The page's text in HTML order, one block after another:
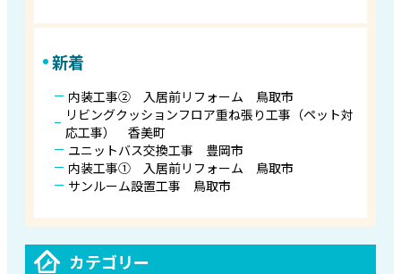
新着
内装工事② 入居前リフォーム 鳥取市
リビングクッションフロア重ね張り工事（ペット対
応工事） 香美町
ユニットバス交換工事 豊岡市
内装工事① 入居前リフォーム 鳥取市
サンルーム設置工事 鳥取市
カテゴリー